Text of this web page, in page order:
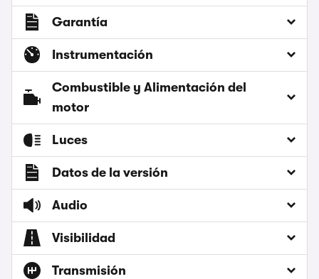
Garantía
Instrumentación
Combustible y Alimentación del
motor
Luces
Datos de la versión
Audio
Visibilidad
Transmisión